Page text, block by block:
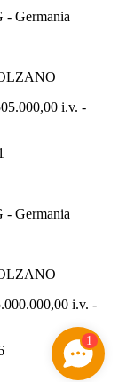
- Germania
i.v. -
- Germania
i.v. -
1